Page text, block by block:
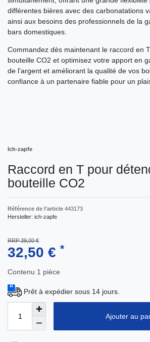
différentes bières avec des carbonatations
ainsi aux besoins des professionnels de la
bars domestiques.
Commandez dès maintenant le raccord en
bouteille CO2 et optimisez votre apport en
de l'argent et améliorant la qualité de vos
confiance à un partenaire fiable pour un
Ich-zapfe
Raccord en T pour
bouteille CO2
Référence de l’article 443173
Hersteller: ich-zapfe
RRP 39,00 €
32,50 € *
Contenu 1 pièce
Prêt à expédier sous 14 jours.
Ajouter au